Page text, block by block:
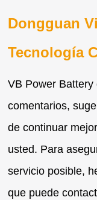
Dongguan
Tecnología
VB Power
comentarios,
de continuar
usted. Para
servicio posible,
que puede